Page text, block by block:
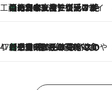
工藤まやのおもてなしハワイ
2026.8.6
【ハワイ土産】ローカルの絶大な支持で復活！ 絶品の幻クッキー《元ファンの日本人女性が受け継いだ名店》
47都道府県の手みやげ ひんやりスイーツで夏を満喫
2026.8.6
【三重県】この夏絶対食べたい 冷やしておいしいおやつ3選 お餅×アイスの新感覚スイーツ